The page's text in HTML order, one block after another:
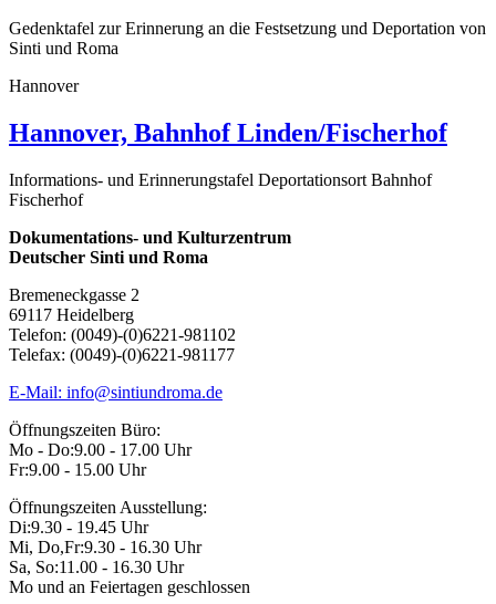
Gedenktafel zur Erinnerung an die Festsetzung und Deportation von
Sinti und Roma
Hannover
Hannover, Bahnhof Linden/Fischerhof
Informations- und Erinnerungstafel Deportationsort Bahnhof
Fischerhof
Dokumentations- und Kulturzentrum
Deutscher Sinti und Roma
Bremeneckgasse 2
69117 Heidelberg
Telefon: (0049)-(0)6221-981102
Telefax: (0049)-(0)6221-981177
E-Mail: info@sintiundroma.de
Öffnungszeiten Büro:
Mo - Do:9.00 - 17.00 Uhr
Fr:9.00 - 15.00 Uhr
Öffnungszeiten Ausstellung:
Di:9.30 - 19.45 Uhr
Mi, Do,Fr:9.30 - 16.30 Uhr
Sa, So:11.00 - 16.30 Uhr
Mo und an Feiertagen geschlossen